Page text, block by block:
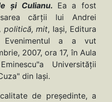
şi Culianu. Ea a fost
cărţii lui Andrei
politică, mit, Iaşi, Editura
Evenimentul a a vut
2007, ora 17, în Aula
Universităţii
din Iaşi.
de preşedinte, a